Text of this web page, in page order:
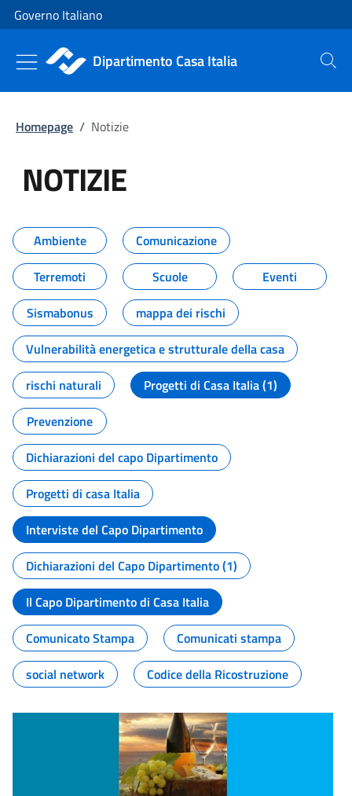
Vai al contenuto
Vai alla navigazione del sito
Governo Italiano
Dipartimento Casa Italia Cerca
Homepage / Notizie
NOTIZIE
Tutti i contenuti della pagina
Ambiente
Comunicazione
Terremoti
Scuole
Eventi
Sismabonus
mappa dei rischi
Vulnerabilità energetica e strutturale della casa
rischi naturali
Progetti di Casa Italia (1)
Prevenzione
Dichiarazioni del capo Dipartimento
Progetti di casa Italia
Interviste del Capo Dipartimento
Dichiarazioni del Capo Dipartimento (1)
Il Capo Dipartimento di Casa Italia
Comunicato Stampa
Comunicati stampa
social network
Codice della Ricostruzione